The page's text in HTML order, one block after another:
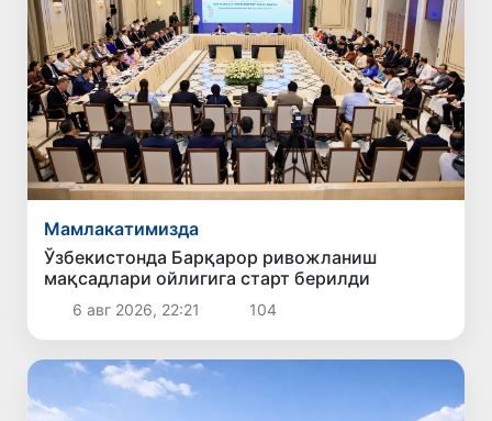
Мамлакатимизда
Ўзбекистонда Барқарор ривожланиш
мақсадлари ойлигига старт берилди
6 авг 2026, 22:21 104